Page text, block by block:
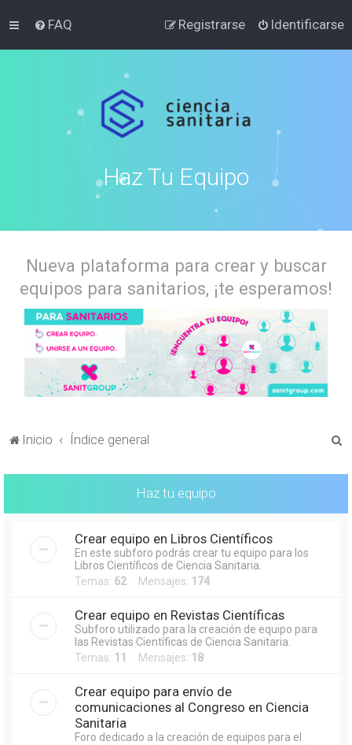
FAQ Identificarse
Registrarse
Haz Tu Equipo
Nueva plataforma para crear y buscar
equipos para sanitarios, ¡te esperamos!
Inicio Índice general
Haz tu equipo
Crear equipo en Libros Científicos
En este subforo podrás crear tu equipo para los
Libros Científicos de Ciencia Sanitaria.
Temas: 62Mensajes: 174
Crear equipo en Revistas Científicas
Subforo utilizado para la creación de equipo para
las Revistas Científicas de Ciencia Sanitaria.
Temas: 11 Mensajes: 18
Crear equipo para envío de
comunicaciones al Congreso en Ciencia
Sanitaria
Foro dedicado a la creación de equipos para el